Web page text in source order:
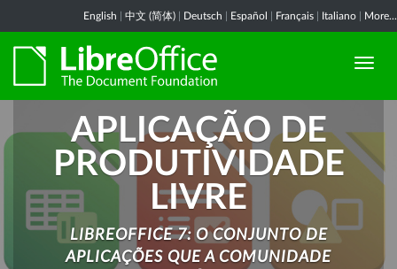
English 中文 (简体) Deutsch Español Français Italiano More...
APLICAÇÃO DE
PRODUTIVIDADE
LIVRE
LIBREOFFICE 7: O CONJUNTO DE
APLICAÇÕES QUE A COMUNIDADE